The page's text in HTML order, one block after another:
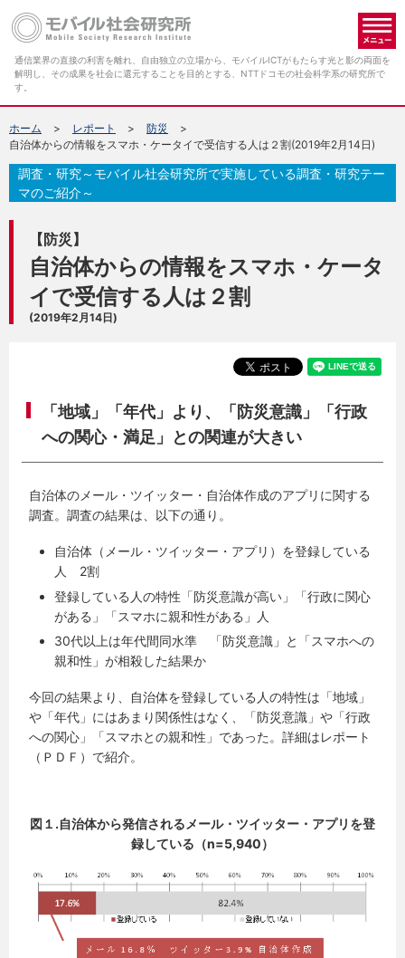
通信業界の直接の利害を離れ、自由独立の立場から、モバイルICTがもたらす光と影の両面を
解明し、その成果を社会に還元することを目的とする、NTTドコモの社会科学系の研究所で
す。
ホーム レポート
防災
自治体からの情報をスマホ・ケータイで受信する人は２割(2019年2月14日)
【防災】
自治体からの情報をスマホ・ケータ
イで受信する人は２割
(2019年2月14日)
調査・研究～モバイル社会研究所で実施している調査・研究テー
マのご紹介～
「地域」「年代」より、「防災意識」「行政
への関心・満足」との関連が大きい
自治体のメール・ツイッター・自治体作成のアプリに関する
調査。調査の結果は、以下の通り。
自治体（メール・ツイッター・アプリ）を登録している
人 2割
登録している人の特性「防災意識が高い」「行政に関心
がある」「スマホに親和性がある」人
30代以上は年代間同水準 「防災意識」と「スマホへの
親和性」が相殺した結果か
今回の結果より、自治体を登録している人の特性は「地域」
や「年代」にはあまり関係性はなく、「防災意識」や「行政
への関心」「スマホとの親和性」であった。詳細はレポート
（ＰＤＦ）で紹介。
図１.自治体から発信されるメール・ツイッター・アプリを登
録している（n=5,940）